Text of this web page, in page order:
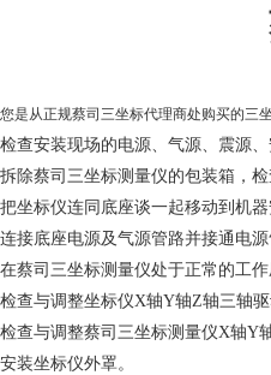
从正规蔡司三坐标代理商处购买的三
安装现场的电源、气源、震源、
蔡司三坐标测量仪的包装箱，检
标仪连同底座谈一起移动到机器
底座电源及气源管路并接通电源
司三坐标测量仪处于正常的工作
与调整坐标仪X轴Y轴Z轴三轴驱
与调整蔡司三坐标测量仪X轴Y轴
坐标仪外罩。